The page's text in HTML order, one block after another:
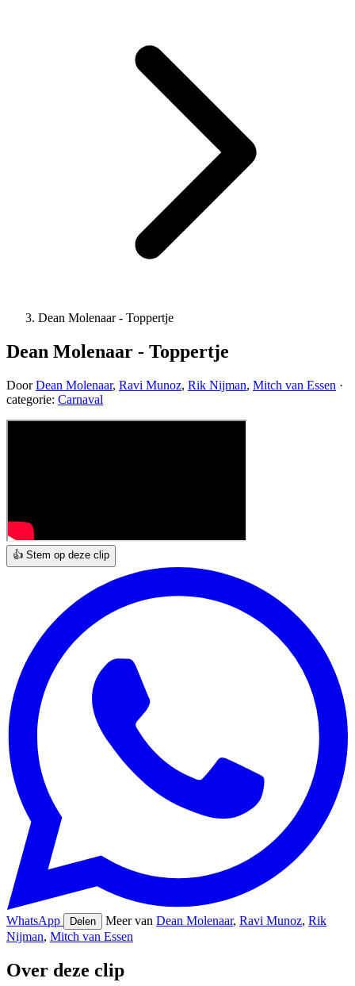
Dean Molenaar - Toppertje
Dean Molenaar - Toppertje
DoorDean Molenaar, Ravi Munoz, Rik Nijman, Mitch van Essen ·
categorie: Carnaval
👍 Stem op deze clip
WhatsApp Delen Meer van Dean Molenaar, Ravi Munoz, Rik
Nijman, Mitch van Essen
Over deze clip